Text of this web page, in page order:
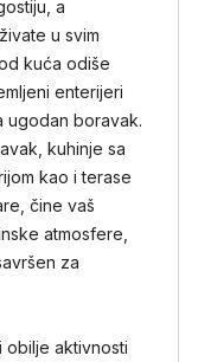
a
u svim
kuća odiše
enterijeri
ugodan boravak.
kuhinje sa
kao i terase
čine vaš
atmosfere,
za
obilje aktivnosti